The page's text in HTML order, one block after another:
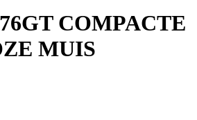
COMPACTE
MUIS